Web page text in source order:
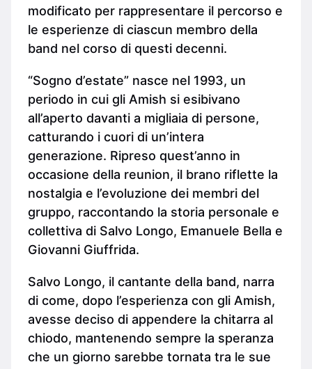
modificato per rappresentare il percorso e
le esperienze di ciascun membro della
band nel corso di questi decenni.
“Sogno d’estate” nasce nel 1993, un
periodo in cui gli Amish si esibivano
all’aperto davanti a migliaia di persone,
catturando i cuori di un’intera
generazione. Ripreso quest’anno in
occasione della reunion, il brano riflette la
nostalgia e l’evoluzione dei membri del
gruppo, raccontando la storia personale e
collettiva di Salvo Longo, Emanuele Bella e
Giovanni Giuffrida.
Salvo Longo, il cantante della band, narra
di come, dopo l’esperienza con gli Amish,
avesse deciso di appendere la chitarra al
chiodo, mantenendo sempre la speranza
che un giorno sarebbe tornata tra le sue